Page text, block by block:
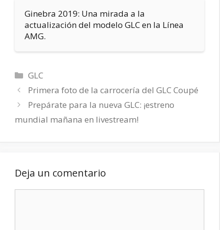
Ginebra 2019: Una mirada a la
actualización del modelo GLC en la Línea
AMG.
Categorías
GLC
Primera foto de la carrocería del GLC Coupé
Prepárate para la nueva GLC: ¡estreno
mundial mañana en livestream!
Deja un comentario